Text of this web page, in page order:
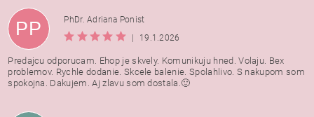
PP
PhDr. Adriana Ponist
19.1.2026
Predajcu odporucam. Ehop je skvely. Komunikuju hned. Volaju. Bex
problemov. Rychle dodanie. Skcele balenie. Spolahlivo. S nakupom som
spokojna. Dakujem. Aj zlavu som dostala.🙂